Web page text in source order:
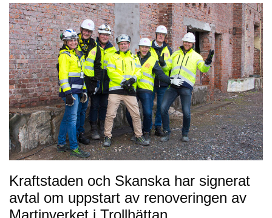
Kraftstaden och Skanska har signerat
avtal om uppstart av renoveringen av
Martinverket i Trollhättan